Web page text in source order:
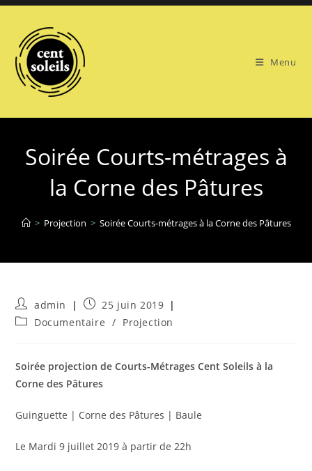
Skip
content
Menu
Soirée Courts-métrages à
la Corne des Pâtures
> Projection > Soirée Courts-métrages à la Corne des Pâtures
Auteur/autrice
de
la
admin
Publication
publiée :
25 juin 2019
PostDocumentaire / Projection
Soirée projection de Courts-Métrages Cent Soleils à la
Corne des Pâtures
Guinguette | Corne des Pâtures | Baule
Le Mardi 9 juillet 2019 à partir de 22h